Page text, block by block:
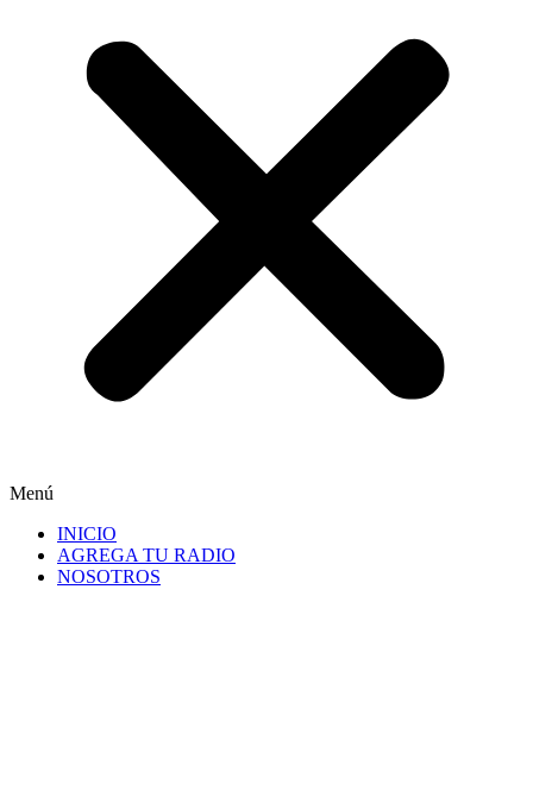
Menú
INICIO
AGREGA TU RADIO
NOSOTROS